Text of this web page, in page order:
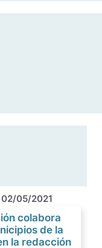
02/05/2021
colabora
de la
la redacción